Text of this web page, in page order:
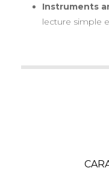
Instruments
lecture simple